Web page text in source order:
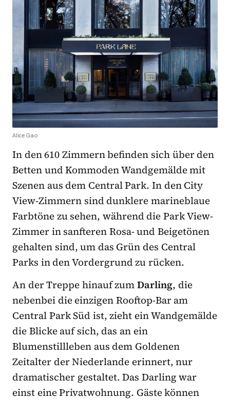
Alice Gao
In den 610 Zimmern befinden sich über den
Betten und Kommoden Wandgemälde mit
Szenen aus dem Central Park. In den City
View-Zimmern sind dunklere marineblaue
Farbtöne zu sehen, während die Park View-
Zimmer in sanfteren Rosa- und Beigetönen
gehalten sind, um das Grün des Central
Parks in den Vordergrund zu rücken.
An der Treppe hinauf zumDarling, die
nebenbei die einzigen Rooftop-Bar am
Central Park Süd ist, zieht ein Wandgemälde
die Blicke auf sich, das an ein
Blumenstillleben aus dem Goldenen
Zeitalter der Niederlande erinnert, nur
dramatischer gestaltet. Das Darling war
einst eine Privatwohnung. Gäste können